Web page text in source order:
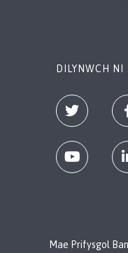
DILYNWCH NI
Mae Prifysgol